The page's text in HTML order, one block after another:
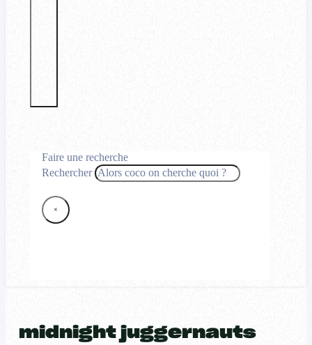
Faire une recherche
Rechercher
×
midnight juggernauts